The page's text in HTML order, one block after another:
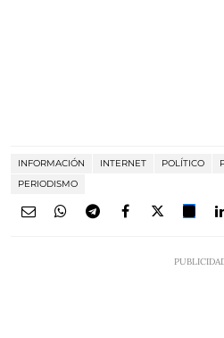
INFORMACIÓN INTERNET POLÍTICO
PERIODISMO